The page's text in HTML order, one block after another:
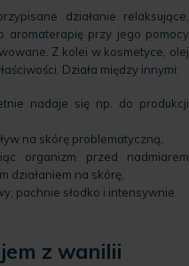
działanie relaksujące,
aromaterapię przy jego pomocy
Z kolei w kosmetyce, olej
Działa między innymi:
nadaje się np. do produkcji
na skórę problematyczną,
organizm przed nadmiarem
działaniem na skórę,
pachnie słodko i intensywnie.
z wanilii